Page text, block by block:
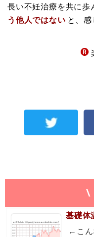
長い不妊治療を共に歩
う他人ではない と、
\
基礎体
←こん